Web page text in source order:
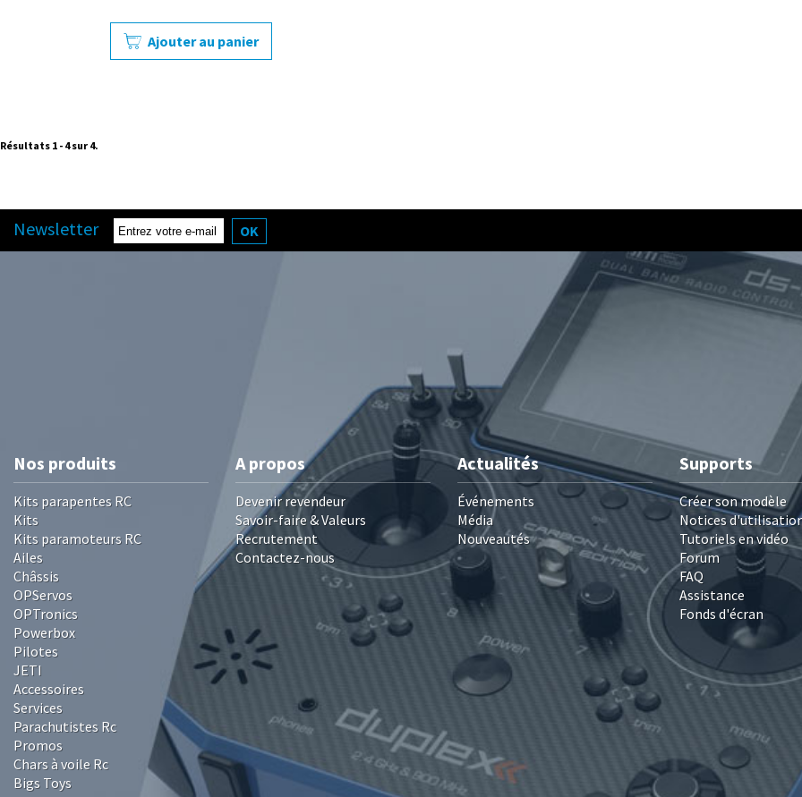
Ajouter au panier
Résultats 1 - 4 sur 4.
Newsletter OK
Nos produits
Kits parapentes RC
Kits
Kits paramoteurs RC
Ailes
Châssis
OPServos
OPTronics
Powerbox
Pilotes
JETI
Accessoires
Services
Parachutistes Rc
Promos
Chars à voile Rc
Bigs Toys
A propos
Devenir revendeur
Savoir-faire & Valeurs
Recrutement
Contactez-nous
Actualités
Événements
Média
Nouveautés
Supports
Créer son modèle
Notices
Tutoriels en vidéo
Forum
FAQ
Assistance
Fonds d'écran